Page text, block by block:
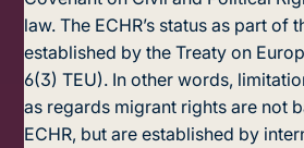
law. The ECHR’s status as part of
established by the Treaty on
6(3) TEU). In other words,
as regards migrant rights are not
ECHR, but are established by